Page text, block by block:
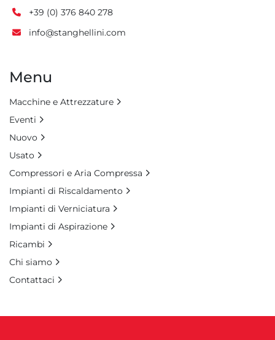
+39 (0) 376 840 278
info@stanghellini.com
Menu
Macchine e Attrezzature
Eventi
Nuovo
Usato
Compressori e Aria Compressa
Impianti di Riscaldamento
Impianti di Verniciatura
Impianti di Aspirazione
Ricambi
Chi siamo
Contattaci